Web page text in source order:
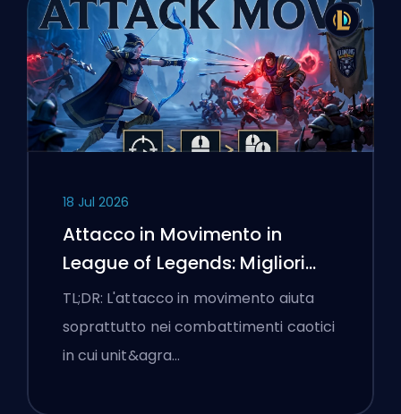
18 Jul 2026
Attacco in Movimento in
League of Legends: Migliori
Impostazioni
TL;DR: L'attacco in movimento aiuta
soprattutto nei combattimenti caotici
in cui unit&agra…